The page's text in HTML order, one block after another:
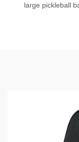
large pickleball